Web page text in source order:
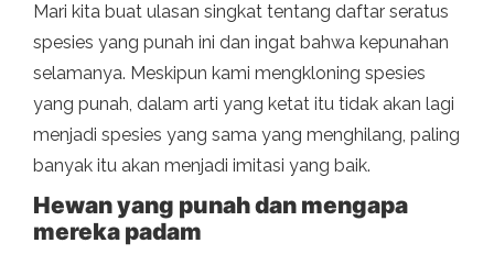
Mari kita buat ulasan singkat tentang daftar seratus
spesies yang punah ini dan ingat bahwa kepunahan
selamanya. Meskipun kami mengkloning spesies
yang punah, dalam arti yang ketat itu tidak akan lagi
menjadi spesies yang sama yang menghilang, paling
banyak itu akan menjadi imitasi yang baik.
Hewan yang punah dan mengapa
mereka padam